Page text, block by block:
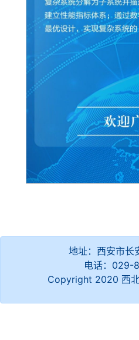
地址：西安市长
电话：029-
Copyright 2020 西